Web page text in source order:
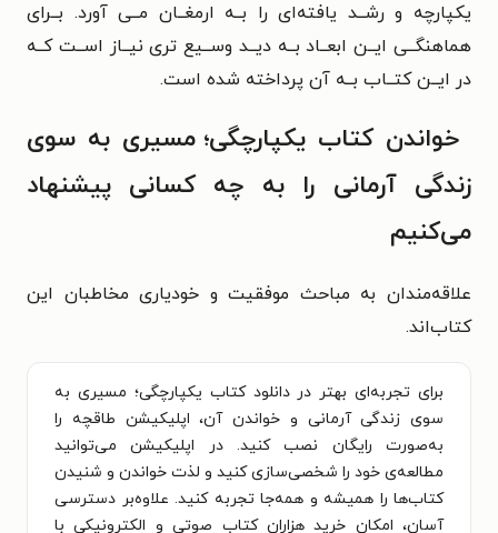
یکپارچه و رشــد یافته‌ای را بــه ارمغــان مــی آورد. بــرای
هماهنگــی ایــن ابعــاد بــه دیــد وســیع تری نیــاز اســت کــه
در ایــن کتــاب بــه آن پرداخته شده است.
خواندن کتاب یکپارچگی؛ مسیری به سوی
زندگی آرمانی را به چه کسانی پیشنهاد
می‌کنیم
علاقه‌مندان به مباحث موفقیت و خودیاری مخاطبان این
کتاب‌اند.
برای تجربه‌ای بهتر در دانلود کتاب یکپارچگی؛ مسیری به
سوی زندگی آرمانی و خواندن آن، اپلیکیشن طاقچه را
به‌صورت رایگان نصب کنید. در اپلیکیشن می‌توانید
مطالعه‌ی خود را شخصی‌سازی کنید و لذت خواندن و شنیدن
کتاب‌ها را همیشه و همه‌جا تجربه کنید. علاوه‌بر دسترسی
آسان، امکان خرید هزاران کتاب صوتی و الکترونیکی با